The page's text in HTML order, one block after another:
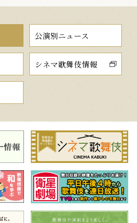
公演別ニュース
シネマ歌舞伎情報